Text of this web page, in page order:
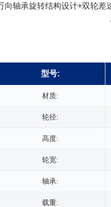
向轴承旋转结构设计+双轮差
型号:
材质:
轮径:
高度:
轮宽:
轴承:
载重: